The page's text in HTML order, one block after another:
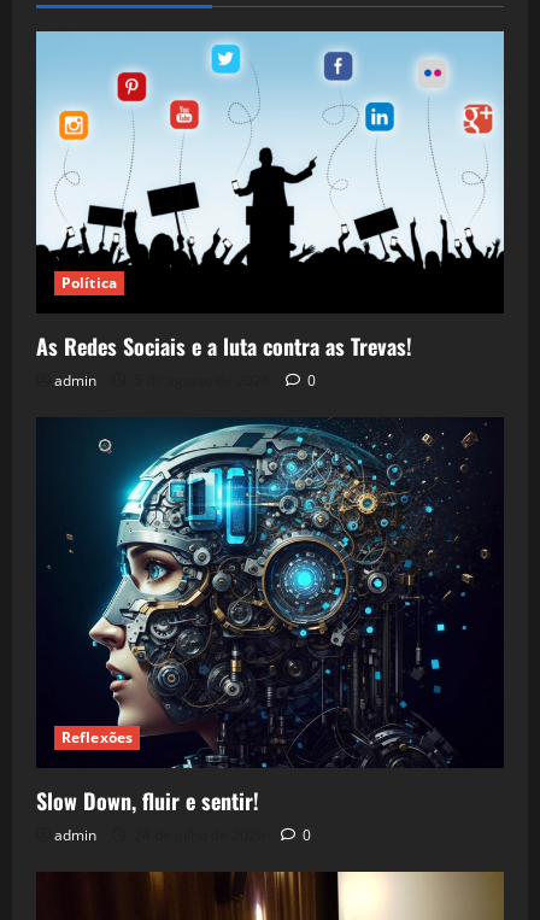
Política
As Redes Sociais e a luta contra as Trevas!
admin 0
Reflexões
Slow Down, fluir e sentir!
admin 0